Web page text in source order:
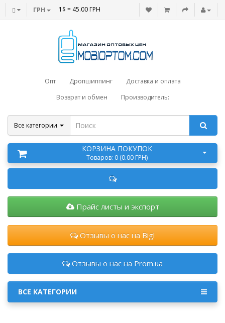
ГРН 1$ = 45.00 ГРН
Опт Дропшиппинг
Доставка и оплата
Возврат и обмен
Производитель:
Все категории
КОРЗИНА ПОКУПОК
Товаров: 0 (0.00 ГРН)
Прайс листы и экспорт
Отзывы о нас на Bigl
Отзывы о нас на Prom.ua
ВСЕ КАТЕГОРИИ